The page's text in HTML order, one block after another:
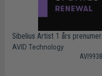
Sibelius Artist 1 års
AVID Technology